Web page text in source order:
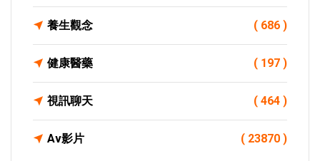
養生觀念 ( 686 )
健康醫藥 ( 197 )
視訊聊天 ( 464 )
Av影片 ( 23870 )